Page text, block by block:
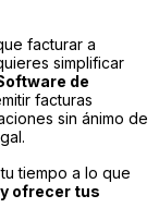
facturar a
simplificar
de
facturas
sin ánimo de
tiempo a lo que
ofrecer tus